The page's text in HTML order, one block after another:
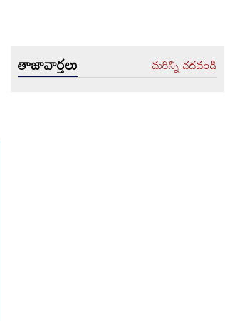
తాజావార్తలు మరిన్ని చదవండి